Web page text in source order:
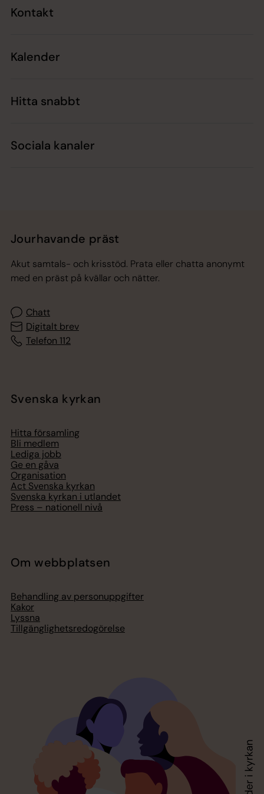
Kontakt
Kalender
Hitta snabbt
Sociala kanaler
Jourhavande präst
Akut samtals- och krisstöd. Prata eller chatta anonymt
med en präst på kvällar och nätter.
Chatt
Digitalt brev
Telefon 112
Svenska kyrkan
Hitta församling
Bli medlem
Lediga jobb
Ge en gåva
Organisation
Act Svenska kyrkan
Svenska kyrkan i utlandet
Press – nationell nivå
Om webbplatsen
Behandling av personuppgifter
Kakor
Lyssna
Tillgänglighetsredogörelse